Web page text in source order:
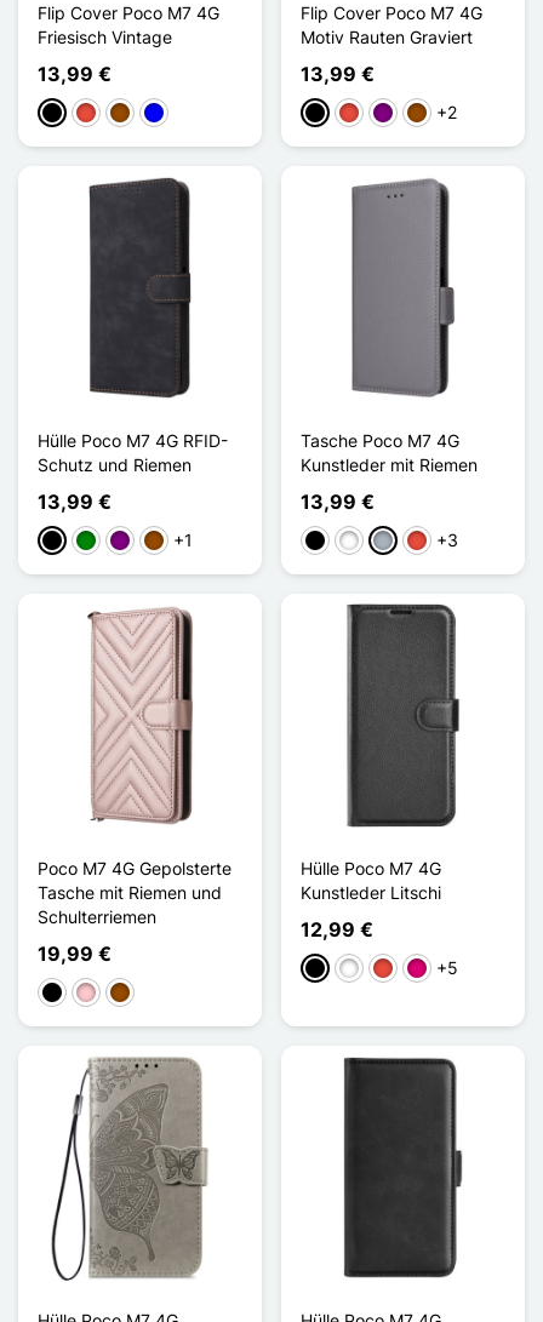
Flip Cover Poco M7 4G
Friesisch Vintage
13,99 €
Schwarz
Rot BraunBlau
Flip Cover Poco M7 4G
Motiv Rauten Graviert
13,99 €
Schwarz
Rot ViolettBraun
+2
Hülle Poco M7 4G RFID-
Schutz und Riemen
13,99 €
Schwarz
GrünViolettBraun
+1
Tasche Poco M7 4G
Kunstleder mit Riemen
13,99 €
Schwarz
WeißGrauRot +3
Poco M7 4G Gepolsterte
Tasche mit Riemen und
Schulterriemen
19,99 €
Schwarz
PinkBraun
Hülle Poco M7 4G
Kunstleder Litschi
12,99 €
Schwarz
WeißRot Magenta
+5